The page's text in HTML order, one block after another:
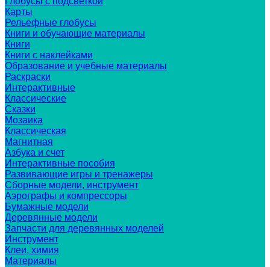
Карты
Рельефные глобусы
Книги и обучающие материалы
Книги
Книги с наклейками
Образование и учебные материалы
Раскраски
Интерактивные
Классические
Сказки
Мозаика
Классическая
Магнитная
Азбука и счет
Интерактивные пособия
Развивающие игры и тренажеры
Сборные модели, инструмент
Аэрографы и компрессоры
Бумажные модели
Деревянные модели
Запчасти для деревянных моделей
Инструмент
Клеи, химия
Материалы